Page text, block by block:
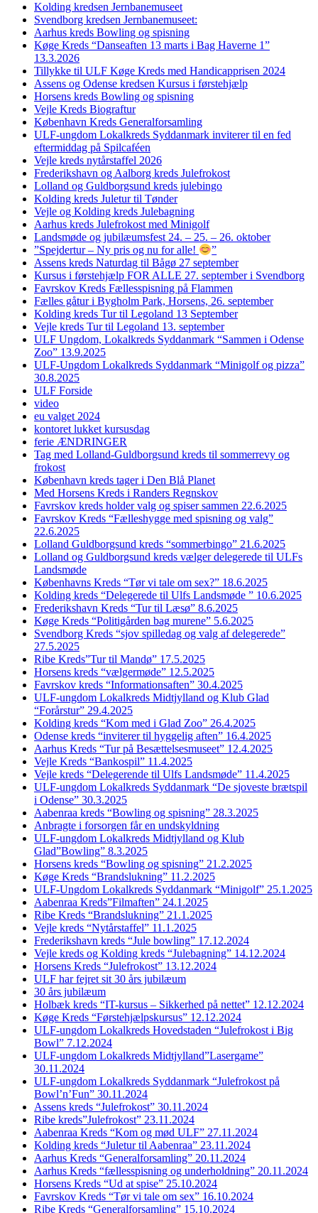
Kolding kredsen Jernbanemuseet
Svendborg kredsen Jernbanemuseet:
Aarhus kreds Bowling og spisning
Køge Kreds “Danseaften 13 marts i Bag Haverne 1”
13.3.2026
Tillykke til ULF Køge Kreds med Handicapprisen 2024
Assens og Odense kredsen Kursus i førstehjælp
Horsens kreds Bowling og spisning
Vejle Kreds Biograftur
København Kreds Generalforsamling
ULF-ungdom Lokalkreds Syddanmark inviterer til en fed
eftermiddag på Spilcaféen
Vejle kreds nytårstaffel 2026
Frederikshavn og Aalborg kreds Julefrokost
Lolland og Guldborgsund kreds julebingo
Kolding kreds Juletur til Tønder
Vejle og Kolding kreds Julebagning
Aarhus kreds Julefrokost med Minigolf
Landsmøde og jubilæumsfest 24. – 25. – 26. oktober
”Spejdertur – Ny pris og nu for alle!
”
Assens kreds Naturdag til Bågø 27 september
Kursus i førstehjælp FOR ALLE 27. september i Svendborg
Favrskov Kreds Fællesspisning på Flammen
Fælles gåtur i Bygholm Park, Horsens, 26. september
Kolding kreds Tur til Legoland 13 September
Vejle kreds Tur til Legoland 13. september
ULF Ungdom, Lokalkreds Syddanmark “Sammen i Odense
Zoo” 13.9.2025
ULF-Ungdom Lokalkreds Syddanmark “Minigolf og pizza”
30.8.2025
ULF Forside
video
eu valget 2024
kontoret lukket kursusdag
ferie ÆNDRINGER
Tag med Lolland-Guldborgsund kreds til sommerrevy og
frokost
København kreds tager i Den Blå Planet
Med Horsens Kreds i Randers Regnskov
Favrskov kreds holder valg og spiser sammen 22.6.2025
Favrskov Kreds “Fælleshygge med spisning og valg”
22.6.2025
Lolland Guldborgsund kreds “sommerbingo” 21.6.2025
Lolland og Guldborgsund kreds vælger delegerede til ULFs
Landsmøde
Københavns Kreds “Tør vi tale om sex?” 18.6.2025
Kolding kreds “Delegerede til Ulfs Landsmøde ” 10.6.2025
Frederikshavn Kreds “Tur til Læsø” 8.6.2025
Køge Kreds “Politigården bag murene” 5.6.2025
Svendborg Kreds “sjov spilledag og valg af delegerede”
27.5.2025
Ribe Kreds”Tur til Mandø” 17.5.2025
Horsens kreds “vælgermøde” 12.5.2025
Favrskov kreds “Informationsaften” 30.4.2025
ULF-ungdom Lokalkreds Midtjylland og Klub Glad
“Forårstur” 29.4.2025
Kolding kreds “Kom med i Glad Zoo” 26.4.2025
Odense kreds “inviterer til hyggelig aften” 16.4.2025
Aarhus Kreds “Tur på Besættelsesmuseet” 12.4.2025
Vejle Kreds “Bankospil” 11.4.2025
Vejle kreds “Delegerende til Ulfs Landsmøde” 11.4.2025
ULF-ungdom Lokalkreds Syddanmark “De sjoveste brætspil
i Odense” 30.3.2025
Aabenraa kreds “Bowling og spisning” 28.3.2025
Anbragte i forsorgen får en undskyldning
ULF-ungdom Lokalkreds Midtjylland og Klub
Glad”Bowling” 8.3.2025
Horsens kreds “Bowling og spisning” 21.2.2025
Køge Kreds “Brandslukning” 11.2.2025
ULF-Ungdom Lokalkreds Syddanmark “Minigolf” 25.1.2025
Aabenraa Kreds”Filmaften” 24.1.2025
Ribe Kreds “Brandslukning” 21.1.2025
Vejle kreds “Nytårstaffel” 11.1.2025
Frederikshavn kreds “Jule bowling” 17.12.2024
Vejle kreds og Kolding kreds “Julebagning” 14.12.2024
Horsens Kreds “Julefrokost” 13.12.2024
ULF har fejret sit 30 års jubilæum
30 års jubilæum
Holbæk kreds “IT-kursus – Sikkerhed på nettet” 12.12.2024
Køge Kreds “Førstehjælpskursus” 12.12.2024
ULF-ungdom Lokalkreds Hovedstaden “Julefrokost i Big
Bowl” 7.12.2024
ULF-ungdom Lokalkreds Midtjylland”Lasergame”
30.11.2024
ULF-ungdom Lokalkreds Syddanmark “Julefrokost på
Bowl’n’Fun” 30.11.2024
Assens kreds “Julefrokost” 30.11.2024
Ribe kreds”Julefrokost” 23.11.2024
Aabenraa Kreds “Kom og mød ULF” 27.11.2024
Kolding kreds “Juletur til Aabenraa” 23.11.2024
Aarhus Kreds “Generalforsamling” 20.11.2024
Aarhus Kreds “fællesspisning og underholdning” 20.11.2024
Horsens Kreds “Ud at spise” 25.10.2024
Favrskov Kreds “Tør vi tale om sex” 16.10.2024
Ribe Kreds “Generalforsamling” 15.10.2024